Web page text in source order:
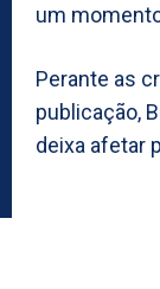
um
Perante as
publicação,
deixa afetar